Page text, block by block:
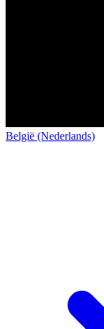
België (Nederlands)